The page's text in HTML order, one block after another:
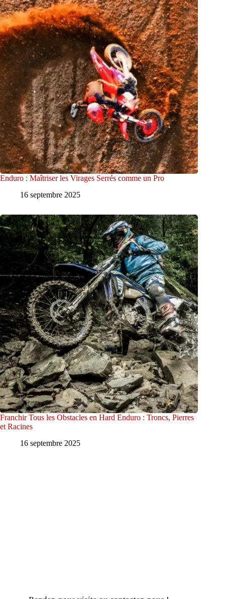
Enduro : Maîtriser les Virages Serrés comme un Pro
16 septembre 2025
Franchir Tous les Obstacles en Hard Enduro : Troncs, Pierres
et Racines
16 septembre 2025